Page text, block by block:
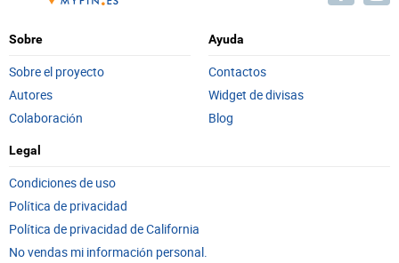
Sobre
Sobre el proyecto
Autores
Colaboración
Ayuda
Contactos
Widget de divisas
Blog
Legal
Condiciones de uso
Política de privacidad
Política de privacidad de California
No vendas mi información personal.